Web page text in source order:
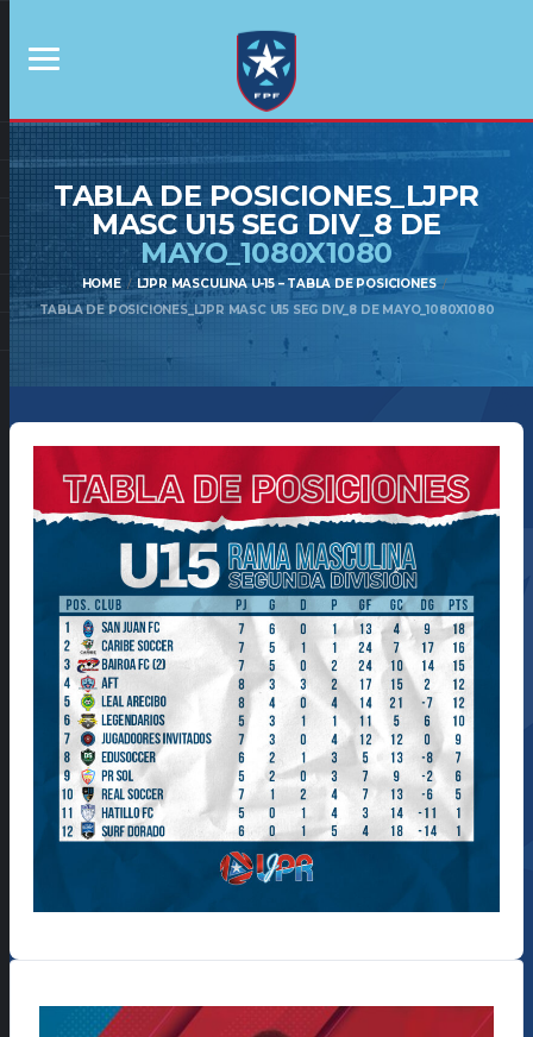
TABLA DE POSICIONES_LJPR
MASC U15 SEG DIV_8 DE
MAYO_1080X1080
HOME
LJPR MASCULINA U-15 – TABLA DE POSICIONES
TABLA DE POSICIONES_LJPR MASC U15 SEG DIV_8 DE MAYO_1080X1080